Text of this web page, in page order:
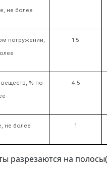
не более
погружении,
1.5
% по
4.5
не более 1
разрезаются на